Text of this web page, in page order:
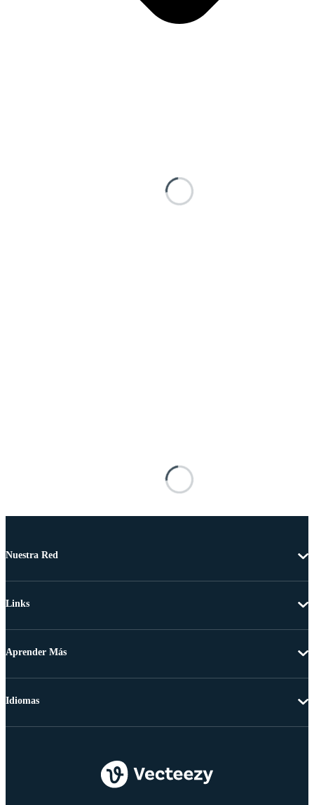
Nuestra Red
Links
Aprender Más
Idiomas